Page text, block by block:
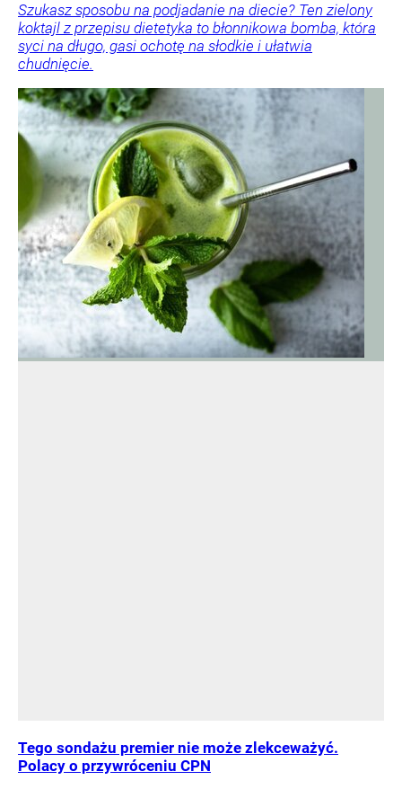
Szukasz sposobu na podjadanie na diecie? Ten zielony
koktajl z przepisu dietetyka to błonnikowa bomba, która
syci na długo, gasi ochotę na słodkie i ułatwia
chudnięcie.
Tego sondażu premier nie może zlekceważyć.
Polacy o przywróceniu CPN